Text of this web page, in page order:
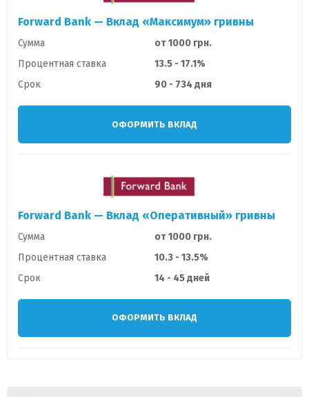
Forward Bank — Вклад «Максимум» гривны
Сумма
от 1000 грн.
Процентная ставка
13.5 - 17.1%
Срок
90 - 734 дня
ОФОРМИТЬ ВКЛАД
Forward Bank — Вклад «Оперативный» гривны
Сумма
от 1000 грн.
Процентная ставка
10.3 - 13.5%
Срок
14 - 45 дней
ОФОРМИТЬ ВКЛАД